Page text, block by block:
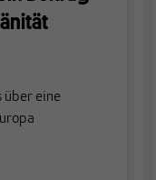
über eine